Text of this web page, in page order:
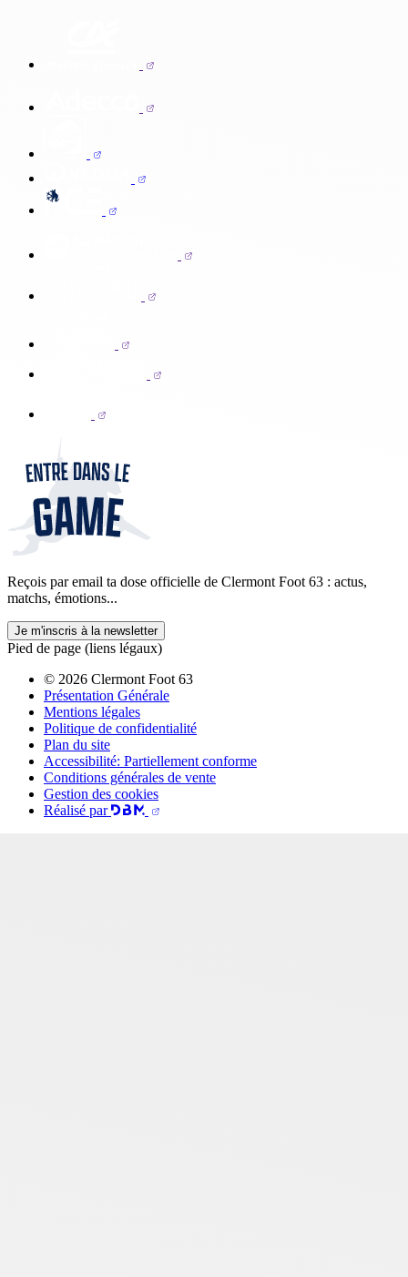
Reçois par email ta dose officielle de Clermont Foot 63 : actus,
matchs, émotions...
Je m'inscris à la newsletter
Pied de page (liens légaux)
© 2026 Clermont Foot 63
Présentation Générale
Mentions légales
Politique de confidentialité
Plan du site
Accessibilité: Partiellement conforme
Conditions générales de vente
Gestion des cookies
Réalisé par